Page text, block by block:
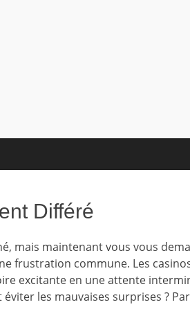
Différé
mais maintenant vous vous
frustration commune. Les
excitante en une attente
les mauvaises surprises ?